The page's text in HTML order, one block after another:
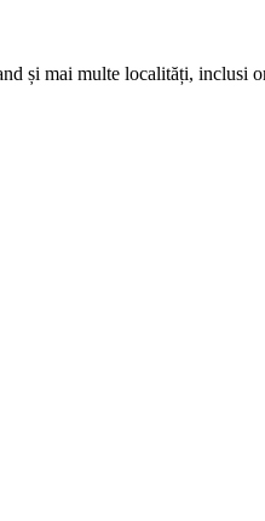
și mai multe localități, inclusi